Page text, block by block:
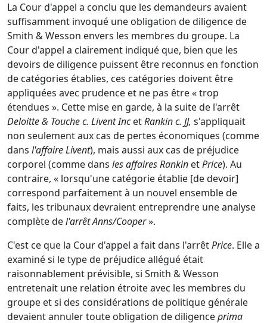
La Cour d'appel a conclu que les demandeurs avaient
suffisamment invoqué une obligation de diligence de
Smith & Wesson envers les membres du groupe. La
Cour d'appel a clairement indiqué que, bien que les
devoirs de diligence puissent être reconnus en fonction
de catégories établies, ces catégories doivent être
appliquées avec prudence et ne pas être « trop
étendues ». Cette mise en garde, à la suite de l'arrêt
Deloitte & Touche c. Livent IncetRankin c. JJ, s'appliquait
non seulement aux cas de pertes économiques (comme
dans l'affaire Livent), mais aussi aux cas de préjudice
corporel (comme dans les affaires Rankin etPrice). Au
contraire, « lorsqu'une catégorie établie [de devoir]
correspond parfaitement à un nouvel ensemble de
faits, les tribunaux devraient entreprendre une analyse
complète del'arrêt Anns/Cooper».
C'est ce que la Cour d'appel a fait dans l'arrêtPrice. Elle a
examiné si le type de préjudice allégué était
raisonnablement prévisible, si Smith & Wesson
entretenait une relation étroite avec les membres du
groupe et si des considérations de politique générale
devaient annuler toute obligation de diligenceprima